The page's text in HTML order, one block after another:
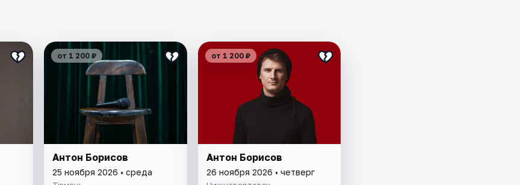
от 1 200 ₽
Антон Борисов
25 ноября 2026 • среда
от 1 200 ₽
Антон Борисов
26 ноября 2026 • четверг